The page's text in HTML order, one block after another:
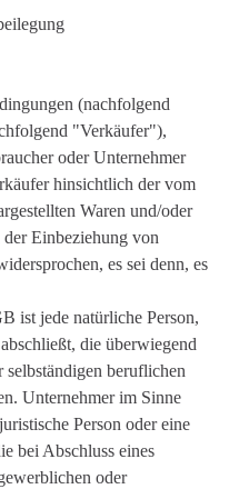
(nachfolgend
"Verkäufer"),
oder Unternehmer
hinsichtlich der vom
Waren und/oder
Einbeziehung von
es sei denn, es
ist jede natürliche Person,
die überwiegend
beruflichen
Unternehmer im Sinne
Person oder eine
bei Abschluss eines
oder